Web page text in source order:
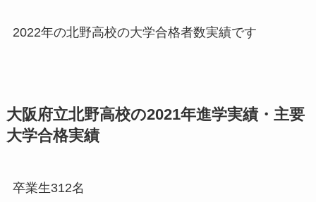
2022年の北野高校の大学合格者数実績です
大阪府立北野高校の2021年進学実績・主要
大学合格実績
卒業生312名